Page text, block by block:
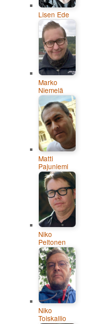
Lisen Ede
Marko
Niemelä
Matti
Pajuniemi
Niko
Peltonen
Niko
Toiskallio